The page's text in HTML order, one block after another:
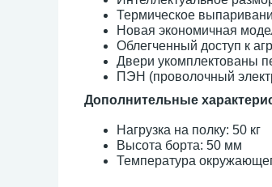
Термическое
Новая экономичная
Облегченный доступ к
Двери укомплектованы
ПЭН (проволочный
Дополнительные
Нагрузка на полку: 50 кг
Высота борта: 50 мм
Температура